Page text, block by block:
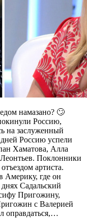
намазано? 🙄
Россию,
на заслуженный
Россию успели
Хаматова, Алла
Поклонники
артиста.
Америку, где он
Садальский
Пригожину,
с Валерией
оправдаться,…